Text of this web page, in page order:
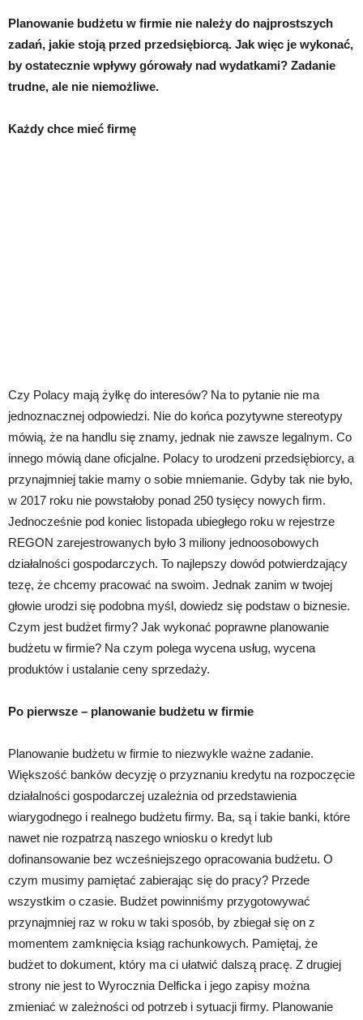
Planowanie budżetu w firmie nie należy do najprostszych
zadań, jakie stoją przed przedsiębiorcą. Jak więc je wykonać,
by ostatecznie wpływy górowały nad wydatkami? Zadanie
trudne, ale nie niemożliwe.
Każdy chce mieć firmę
Czy Polacy mają żyłkę do interesów? Na to pytanie nie ma
jednoznacznej odpowiedzi. Nie do końca pozytywne stereotypy
mówią, że na handlu się znamy, jednak nie zawsze legalnym. Co
innego mówią dane oficjalne. Polacy to urodzeni przedsiębiorcy, a
przynajmniej takie mamy o sobie mniemanie. Gdyby tak nie było,
w 2017 roku nie powstałoby ponad 250 tysięcy nowych firm.
Jednocześnie pod koniec listopada ubiegłego roku w rejestrze
REGON zarejestrowanych było 3 miliony jednoosobowych
działalności gospodarczych. To najlepszy dowód potwierdzający
tezę, że chcemy pracować na swoim. Jednak zanim w twojej
głowie urodzi się podobna myśl, dowiedz się podstaw o biznesie.
Czym jest budżet firmy? Jak wykonać poprawne planowanie
budżetu w firmie? Na czym polega wycena usług, wycena
produktów i ustalanie ceny sprzedaży.
Po pierwsze – planowanie budżetu w firmie
Planowanie budżetu w firmie to niezwykle ważne zadanie.
Większość banków decyzję o przyznaniu kredytu na rozpoczęcie
działalności gospodarczej uzależnia od przedstawienia
wiarygodnego i realnego budżetu firmy. Ba, są i takie banki, które
nawet nie rozpatrzą naszego wniosku o kredyt lub
dofinansowanie bez wcześniejszego opracowania budżetu. O
czym musimy pamiętać zabierając się do pracy? Przede
wszystkim o czasie. Budżet powinniśmy przygotowywać
przynajmniej raz w roku w taki sposób, by zbiegał się on z
momentem zamknięcia ksiąg rachunkowych. Pamiętaj, że
budżet to dokument, który ma ci ułatwić dalszą pracę. Z drugiej
strony nie jest to Wyrocznia Delficka i jego zapisy można
zmieniać w zależności od potrzeb i sytuacji firmy. Planowanie